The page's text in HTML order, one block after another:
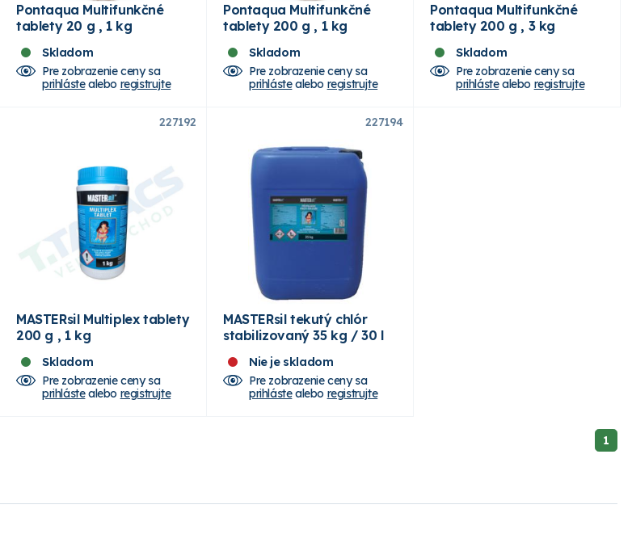
Pontaqua Multifunkčné
tablety 20 g , 1 kg
Skladom
Pre zobrazenie ceny sa
prihlástealebo registrujte
Pontaqua Multifunkčné
tablety 200 g , 1 kg
Skladom
Pre zobrazenie ceny sa
prihlástealebo registrujte
Pontaqua Multifunkčné
tablety 200 g , 3 kg
Skladom
Pre zobrazenie ceny sa
prihlástealebo registrujte
227192
MASTERsil Multiplex tablety
200 g , 1 kg
Skladom
Pre zobrazenie ceny sa
prihlástealebo registrujte
227194
MASTERsil tekutý chlór
stabilizovaný 35 kg / 30 l
Nie je skladom
Pre zobrazenie ceny sa
prihlástealebo registrujte
1